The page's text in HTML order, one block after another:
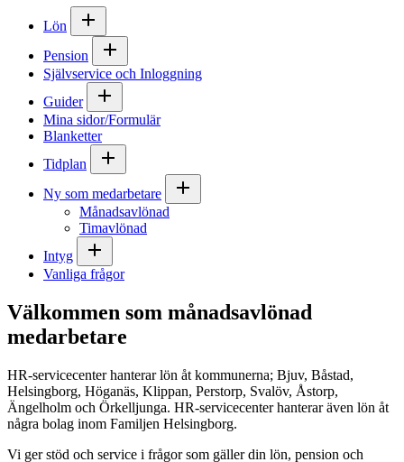
Lön
Pension
Självservice och Inloggning
Guider
Mina sidor/Formulär
Blanketter
Tidplan
Ny som medarbetare
Månadsavlönad
Timavlönad
Intyg
Vanliga frågor
Välkommen som månadsavlönad
medarbetare
HR-servicecenter hanterar lön åt kommunerna; Bjuv, Båstad,
Helsingborg, Höganäs, Klippan, Perstorp, Svalöv, Åstorp,
Ängelholm och Örkelljunga. HR-servicecenter hanterar även lön åt
några bolag inom Familjen Helsingborg.
Vi ger stöd och service i frågor som gäller din lön, pension och